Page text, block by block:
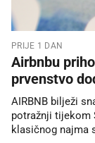
PRIJE 1 DAN
Airbnbu
prvenstvo
AIRBNB bilježi
potražnji tijekom
klasičnog najma